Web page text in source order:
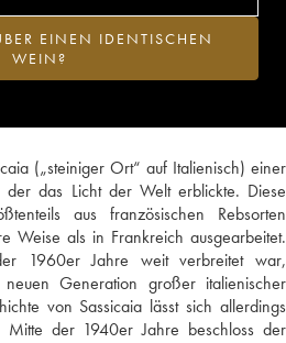
(„steiniger Ort“ auf Italienisch) einer
der das Licht der Welt erblickte. Diese
aus französischen Rebsorten
Weise als in Frankreich ausgearbeitet.
1960er Jahre weit verbreitet war,
Generation großer italienischer
von Sassicaia lässt sich allerdings
Mitte der 1940er Jahre beschloss der
EINEN IDENTISCHEN
WEIN?